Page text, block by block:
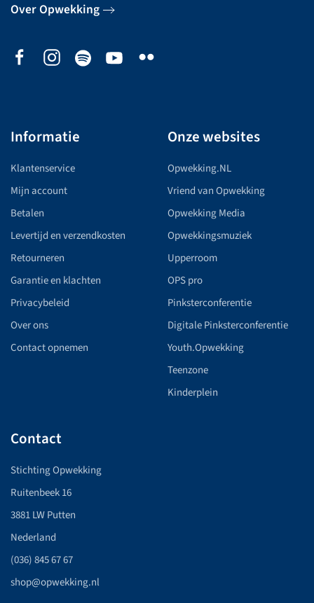
Over Opwekking
Informatie
Klantenservice
Mijn account
Betalen
Levertijd en verzendkosten
Retourneren
Garantie en klachten
Privacybeleid
Over ons
Contact opnemen
Onze websites
Opwekking.NL
Vriend van Opwekking
Opwekking Media
Opwekkingsmuziek
Upperroom
OPS pro
Pinksterconferentie
Digitale Pinksterconferentie
Youth.Opwekking
Teenzone
Kinderplein
Contact
Stichting Opwekking
Ruitenbeek 16
3881 LW Putten
Nederland
(036) 845 67 67
shop@opwekking.nl